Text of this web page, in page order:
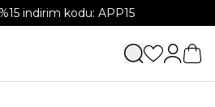
indirim kodu: APP15